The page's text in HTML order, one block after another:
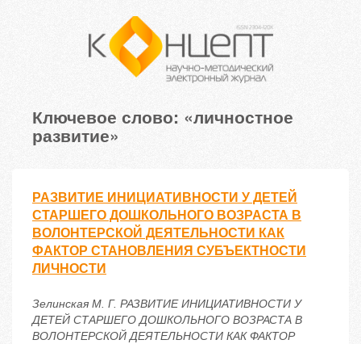
Ключевое слово: «личностное
развитие»
РАЗВИТИЕ ИНИЦИАТИВНОСТИ У ДЕТЕЙ
СТАРШЕГО ДОШКОЛЬНОГО ВОЗРАСТА В
ВОЛОНТЕРСКОЙ ДЕЯТЕЛЬНОСТИ КАК
ФАКТОР СТАНОВЛЕНИЯ СУБЪЕКТНОСТИ
ЛИЧНОСТИ
Зелинская М. Г. РАЗВИТИЕ ИНИЦИАТИВНОСТИ У
ДЕТЕЙ СТАРШЕГО ДОШКОЛЬНОГО ВОЗРАСТА В
ВОЛОНТЕРСКОЙ ДЕЯТЕЛЬНОСТИ КАК ФАКТОР